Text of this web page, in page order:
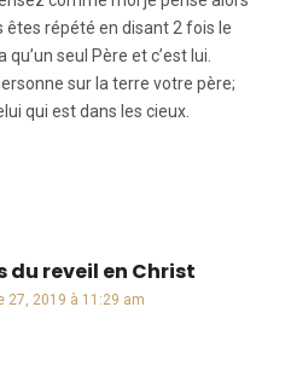
êtes répété en disant 2 fois le
qu’un seul Père et c’est lui.
sur la terre votre père;
qui est dans les cieux.
du reveil en Christ
27, 2019 à 11:29 am